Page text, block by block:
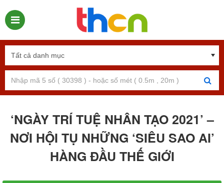
‘NGÀY TRÍ TUỆ NHÂN TẠO 2021’ –
NƠI HỘI TỤ NHỮNG ‘SIÊU SAO AI’
HÀNG ĐẦU THẾ GIỚI